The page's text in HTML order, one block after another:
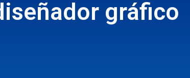
gráfico